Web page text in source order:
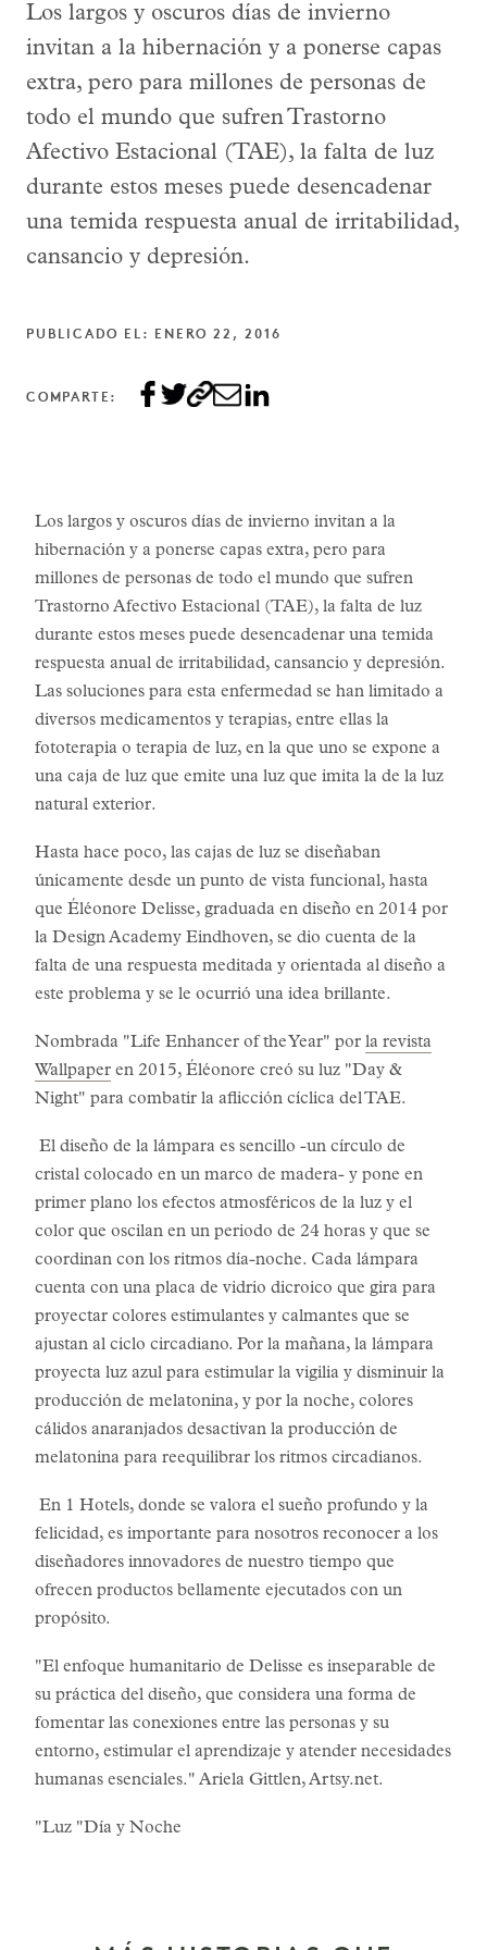
Los largos y oscuros días de invierno
invitan a la hibernación y a ponerse capas
extra, pero para millones de personas de
todo el mundo que sufren Trastorno
Afectivo Estacional (TAE), la falta de luz
durante estos meses puede desencadenar
una temida respuesta anual de irritabilidad,
cansancio y depresión.
PUBLICADO EL: ENERO 22, 2016
COMPARTE:
Los largos y oscuros días de invierno invitan a la
hibernación y a ponerse capas extra, pero para
millones de personas de todo el mundo que sufren
Trastorno Afectivo Estacional (TAE), la falta de luz
durante estos meses puede desencadenar una temida
respuesta anual de irritabilidad, cansancio y depresión.
Las soluciones para esta enfermedad se han limitado a
diversos medicamentos y terapias, entre ellas la
fototerapia o terapia de luz, en la que uno se expone a
una caja de luz que emite una luz que imita la de la luz
natural exterior.
Hasta hace poco, las cajas de luz se diseñaban
únicamente desde un punto de vista funcional, hasta
que Éléonore Delisse, graduada en diseño en 2014 por
la Design Academy Eindhoven, se dio cuenta de la
falta de una respuesta meditada y orientada al diseño a
este problema y se le ocurrió una idea brillante.
Nombrada "Life Enhancer of the Year" por la revista
Wallpaper en 2015, Éléonore creó su luz "Day &
Night" para combatir la aflicción cíclica del TAE.
El diseño de la lámpara es sencillo -un círculo de
cristal colocado en un marco de madera- y pone en
primer plano los efectos atmosféricos de la luz y el
color que oscilan en un periodo de 24 horas y que se
coordinan con los ritmos día-noche. Cada lámpara
cuenta con una placa de vidrio dicroico que gira para
proyectar colores estimulantes y calmantes que se
ajustan al ciclo circadiano. Por la mañana, la lámpara
proyecta luz azul para estimular la vigilia y disminuir la
producción de melatonina, y por la noche, colores
cálidos anaranjados desactivan la producción de
melatonina para reequilibrar los ritmos circadianos.
En 1 Hotels, donde se valora el sueño profundo y la
felicidad, es importante para nosotros reconocer a los
diseñadores innovadores de nuestro tiempo que
ofrecen productos bellamente ejecutados con un
propósito.
"El enfoque humanitario de Delisse es inseparable de
su práctica del diseño, que considera una forma de
fomentar las conexiones entre las personas y su
entorno, estimular el aprendizaje y atender necesidades
humanas esenciales." Ariela Gittlen, Artsy.net.
"Luz "Día y Noche